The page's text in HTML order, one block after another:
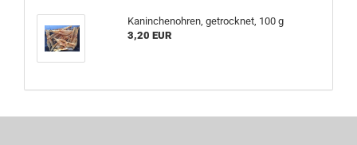
Kaninchenohren, getrocknet, 100 g
3,20 EUR